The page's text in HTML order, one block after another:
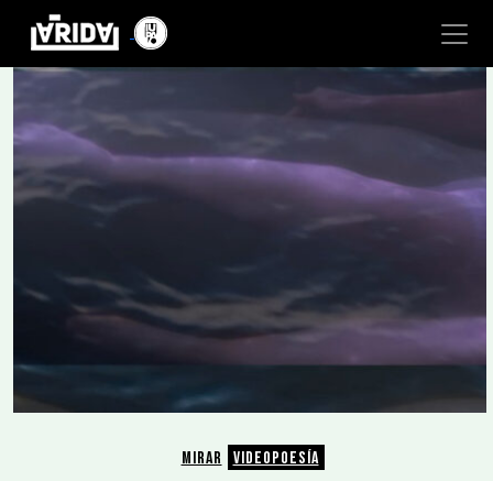
MIRAR VIDEOPOESÍA